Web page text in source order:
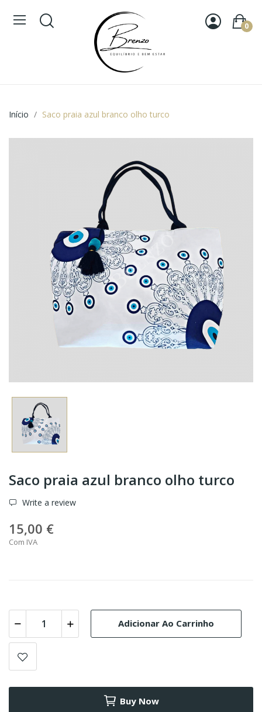
0
Início Saco praia azul branco olho turco
Saco praia azul branco olho turco
Write a review
15,00 €
Com IVA
Adicionar Ao Carrinho
Buy Now